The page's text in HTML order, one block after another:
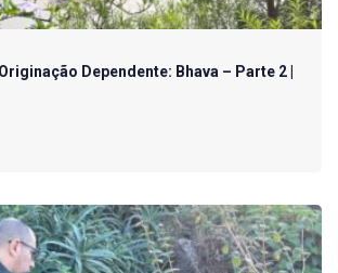
Dependente: Bhava – Parte 2 |